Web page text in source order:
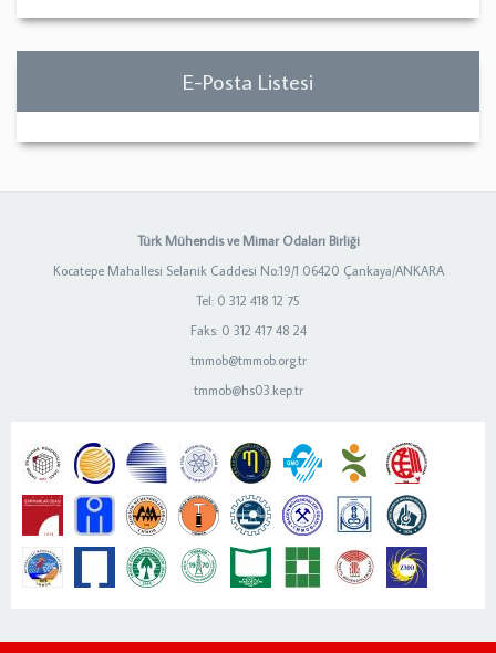
E-Posta Listesi
Türk Mühendis ve Mimar Odaları Birliği
Kocatepe Mahallesi Selanik Caddesi No:19/1 06420 Çankaya/ANKARA
Tel: 0 312 418 12 75
Faks: 0 312 417 48 24
tmmob@tmmob.org.tr
tmmob@hs03.kep.tr